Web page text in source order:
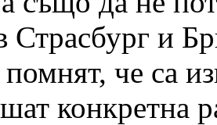
Страсбург и
че са
конкретна